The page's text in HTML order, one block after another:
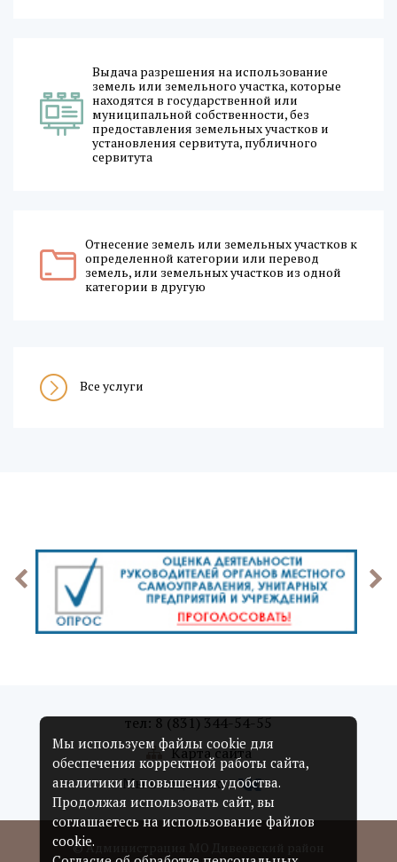
Выдача разрешения на использование
земель или земельного участка, которые
находятся в государственной или
муниципальной собственности, без
предоставления земельных участков и
установления сервитута, публичного
сервитута
Отнесение земель или земельных участков к
определенной категории или перевод
земель, или земельных участков из одной
категории в другую
Все услуги
тел: 8 (831) 344-54-55
Карта сайта
Мы в соцсетях:
© Администрация МО Дивеевский район
Мы используем файлы cookie для
обеспечения корректной работы сайта,
аналитики и повышения удобства.
Продолжая использовать сайт, вы
соглашаетесь на использование файлов
cookie.